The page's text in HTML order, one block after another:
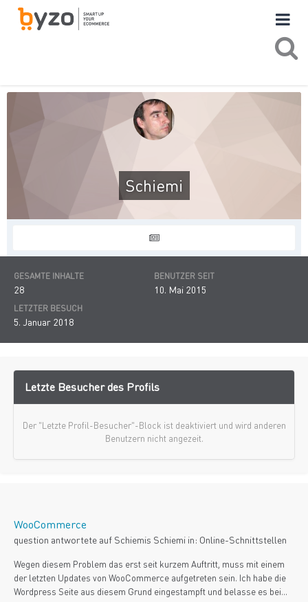
Schiemi
GESAMTE INHALTE
28
BENUTZER SEIT
10. Mai 2015
LETZTER BESUCH
5. Januar 2018
Letzte Besucher des Profils
Der "Letzte Profil-Besucher"-Block ist deaktiviert und wird anderen
Benutzern nicht angezeit.
WooCommerce
question antwortete auf Schiemis Schiemi in: Online-Schnittstellen
Wegen diesem Problem das erst seit kurzem Auftritt, muss mit einem
der letzten Updates von WooCommerce aufgetreten sein. Ich habe die
Wordpress Seite aus diesem Grund eingestampft und belasse es bei...